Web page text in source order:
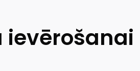
ievērošanai